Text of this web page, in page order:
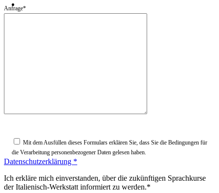
Anfrage*
prega
lasciare
questo
Mit dem Ausfüllen dieses Formulars erklären Sie, dass Sie die Bedingungen für
die Verarbeitung personenbezogener Daten gelesen haben.
Datenschutzerklärung *
Ich erkläre mich einverstanden, über die zukünftigen Sprachkurse
der Italienisch-Werkstatt informiert zu werden.*